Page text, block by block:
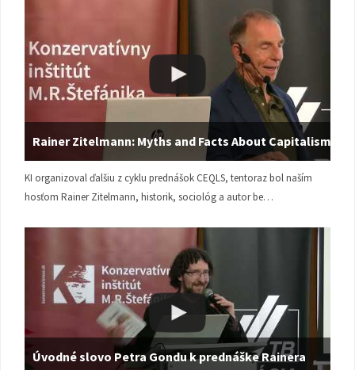
Rainer Zitelmann: Myths and Facts About Capitalism
KI organizoval ďalšiu z cyklu prednášok CEQLS, tentoraz bol naším
hosťom Rainer Zitelmann, historik, sociológ a autor be…
Úvodné slovo Petra Gondu k prednáške Rainera